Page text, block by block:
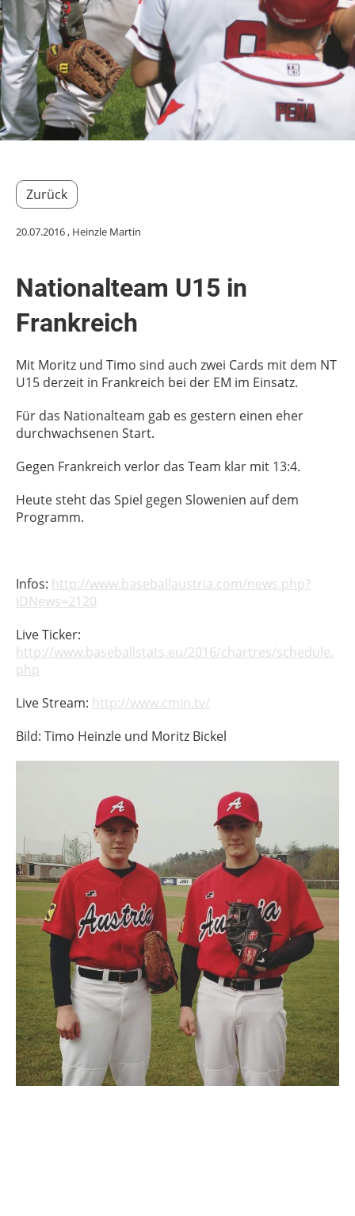
Zurück
20.07.2016, Heinzle Martin
Nationalteam U15 in
Frankreich
Mit Moritz und Timo sind auch zwei Cards mit dem NT
U15 derzeit in Frankreich bei der EM im Einsatz.
Für das Nationalteam gab es gestern einen eher
durchwachsenen Start.
Gegen Frankreich verlor das Team klar mit 13:4.
Heute steht das Spiel gegen Slowenien auf dem
Programm.
Infos: http://www.baseballaustria.com/news.php?
IDNews=2120
Live Ticker:
http://www.baseballstats.eu/2016/chartres/schedule.
php
Live Stream: http://www.cmin.tv/
Bild: Timo Heinzle und Moritz Bickel